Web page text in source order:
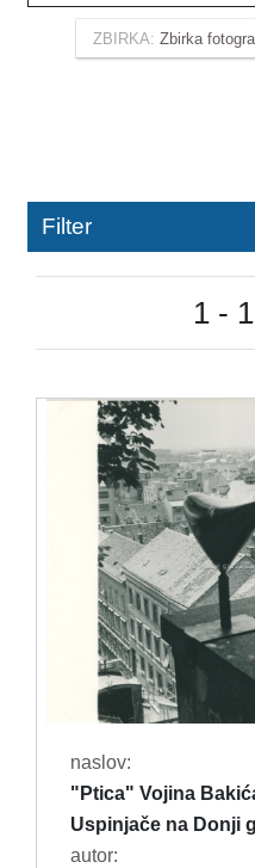
ZBIRKA: Zbirka
Filter
1 -
naslov:
"Ptica" Vojina
Uspinjače na Donji
autor: